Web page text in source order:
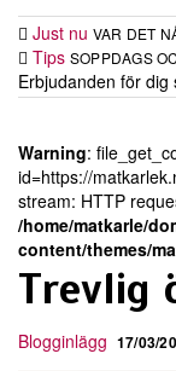
Just nu VAR DET
Tips SOPPDAGS
Erbjudanden för
Warning:
id=https://
stream: HTTP
/home/matkarle/
content/themes/
Trevlig
Blogginlägg 17/03/